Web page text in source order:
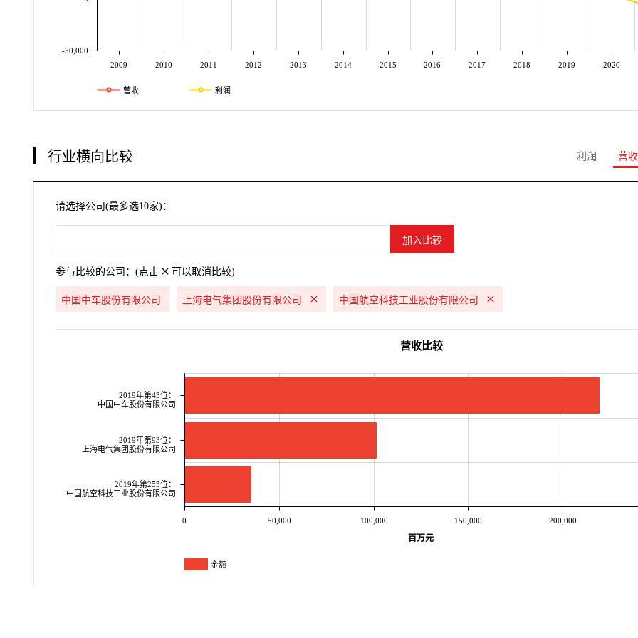
2009 2010 2011 2012 2013 2014 2015 2016 2017 2018 2019 2020
-50,000
营收 利润
行业横向比较 利润 营收
请选择公司(最多选10家)：
参与比较的公司：(点击 可以取消比较)
中国中车股份有限公司 上海电气集团股份有限公司 中国航空科技工业股份有限公司
2019年第43位：
中国中车股份有限公司
2019年第93位：
上海电气集团股份有限公司
2019年第253位：
中国航空科技工业股份有限公司
0 50,000 100,000 150,000 200,000
百万元
营收比较
金额